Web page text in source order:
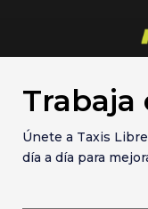
Trabaja
Únete a Taxis
día a día para